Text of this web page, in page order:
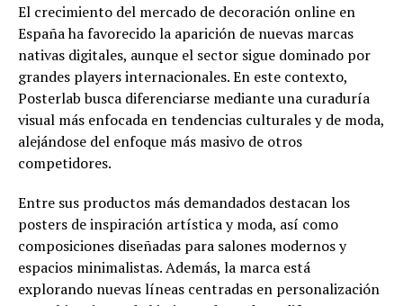
El crecimiento del mercado de decoración online en
España ha favorecido la aparición de nuevas marcas
nativas digitales, aunque el sector sigue dominado por
grandes players internacionales. En este contexto,
Posterlab busca diferenciarse mediante una curaduría
visual más enfocada en tendencias culturales y de moda,
alejándose del enfoque más masivo de otros
competidores.
Entre sus productos más demandados destacan los
posters de inspiración artística y moda, así como
composiciones diseñadas para salones modernos y
espacios minimalistas. Además, la marca está
explorando nuevas líneas centradas en personalización